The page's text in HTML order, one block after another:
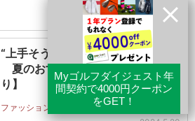
2024.2.21
“上手そうに見える”大人の短パン!
夏のおすすめコーデ5選【動画あ
り】
ファッション 動画 月刊GD